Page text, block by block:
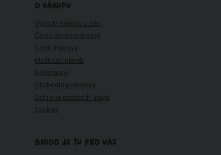
O NÁKUPU
Výhody nákupu u nás
Často kladené dotazy
Ceník dopravy
Možnosti plateb
Reklamace
Obchodní podmínky
Ochrana osobních údajů
Cookies
BIOOO JE TU PRO VÁS